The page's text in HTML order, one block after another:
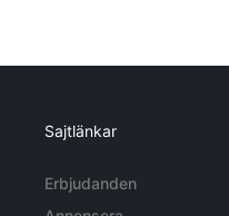
Sajtlänkar
Erbjudanden